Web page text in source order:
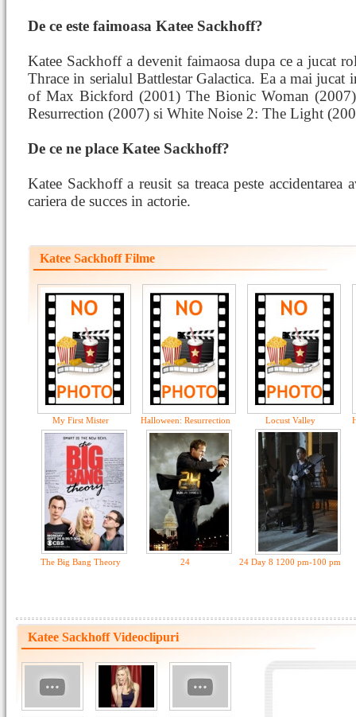
De ce este faimoasa Katee Sackhoff?
Katee Sackhoff a devenit faimaosa dupa ce a jucat
Thrace in serialul Battlestar Galactica. Ea a mai jucat
of Max Bickford (2001) The Bionic Woman
Resurrection (2007) si White Noise 2: The Light
De ce ne place Katee Sackhoff?
Katee Sackhoff a reusit sa treaca peste
cariera de succes in actorie.
Katee Sackhoff Filme
My First Mister Halloween: Resurrection Locust Valley
The Big Bang Theory 24 24 Day 8 1200 pm-100 pm
Katee Sackhoff Videoclipuri